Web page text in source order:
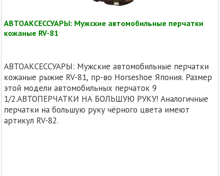
АВТОАКСЕССУАРЫ: Мужские автомобильные перчатки
кожаные RV-81
АВТОАКСЕССУАРЫ: Мужские автомобильные перчатки
кожаные рыжие RV-81, пр-во Horseshoe Япония. Размер
этой модели автомобильных перчаток 9
1/2.АВТОПЕРЧАТКИ НА БОЛЬШУЮ РУКУ! Аналогичные
перчатки на большую руку чёрного цвета имеют
артикул RV-82.